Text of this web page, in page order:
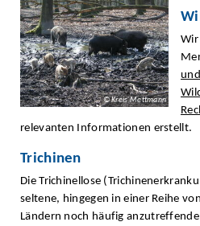
© Kreis Mettmann
Wir
relevanten Informationen erstellt.
Trichinen
Die Trichinellose
seltene, hingegen in einer Reihe
Ländern noch häufig